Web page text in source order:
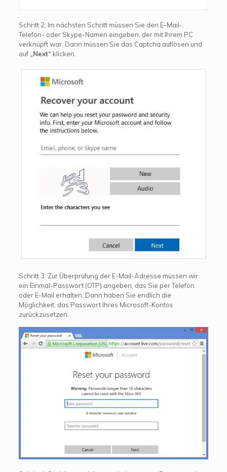
Schritt 2: Im nächsten Schritt müssen Sie den E-Mail-,
Telefon- oder Skype-Namen eingeben, der mit Ihrem PC
verknüpft war. Dann müssen Sie das Captcha auflösen und
auf „Next“ klicken.
Schritt 3: Zur Überprüfung der E-Mail-Adresse müssen wir
ein Einmal-Passwort (OTP) angeben, das Sie per Telefon
oder E-Mail erhalten. Dann haben Sie endlich die
Möglichkeit, das Passwort Ihres Microsoft-Kontos
zurückzusetzen.